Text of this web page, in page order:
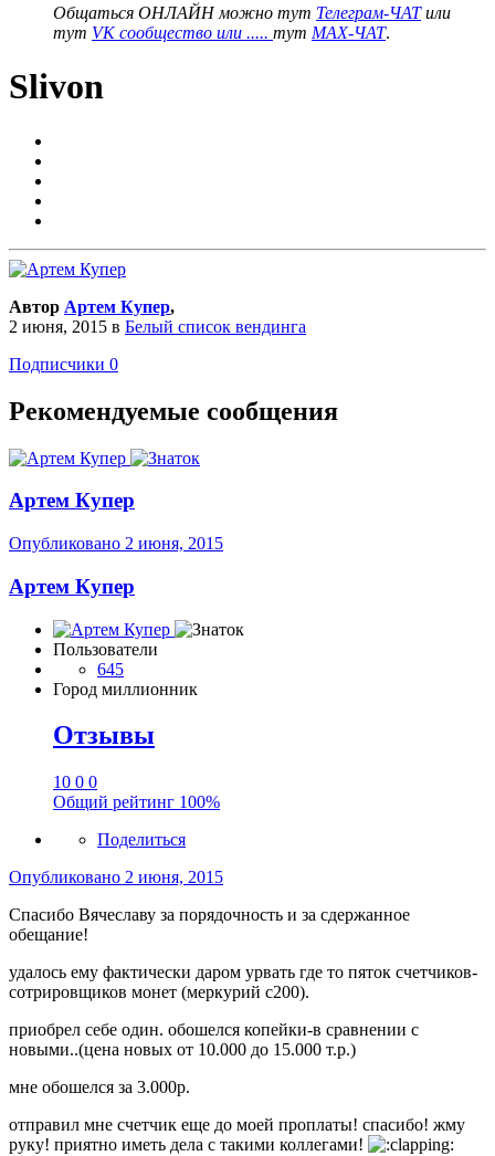
Общаться ОНЛАЙН можно тут Телеграм-ЧАТили
тут VK сообщество или ..... тут MAX-ЧАТ.
Slivon
Автор Артем Купер,
2 июня, 2015 в Белый список вендинга
Подписчики 0
Рекомендуемые сообщения
Артем Купер
Опубликовано 2 июня, 2015
Артем Купер
Пользователи
645
Город миллионник
Отзывы
10 0 0
Общий рейтинг 100%
Поделиться
Опубликовано 2 июня, 2015
Спасибо Вячеславу за порядочность и за сдержанное
обещание!
удалось ему фактически даром урвать где то пяток счетчиков-
сотрировщиков монет (меркурий с200).
приобрел себе один. обошелся копейки-в сравнении с
новыми..(цена новых от 10.000 до 15.000 т.р.)
мне обошелся за 3.000р.
отправил мне счетчик еще до моей проплаты! спасибо! жму
руку! приятно иметь дела с такими коллегами!